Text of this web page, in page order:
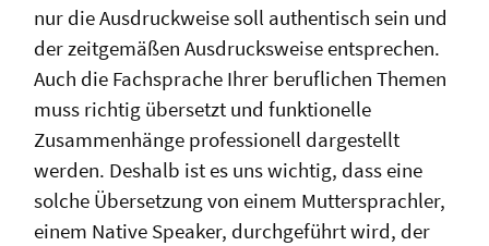
nur die Ausdruckweise soll authentisch sein und
der zeitgemäßen Ausdrucksweise entsprechen.
Auch die Fachsprache Ihrer beruflichen Themen
muss richtig übersetzt und funktionelle
Zusammenhänge professionell dargestellt
werden. Deshalb ist es uns wichtig, dass eine
solche Übersetzung von einem Muttersprachler,
einem Native Speaker, durchgeführt wird, der